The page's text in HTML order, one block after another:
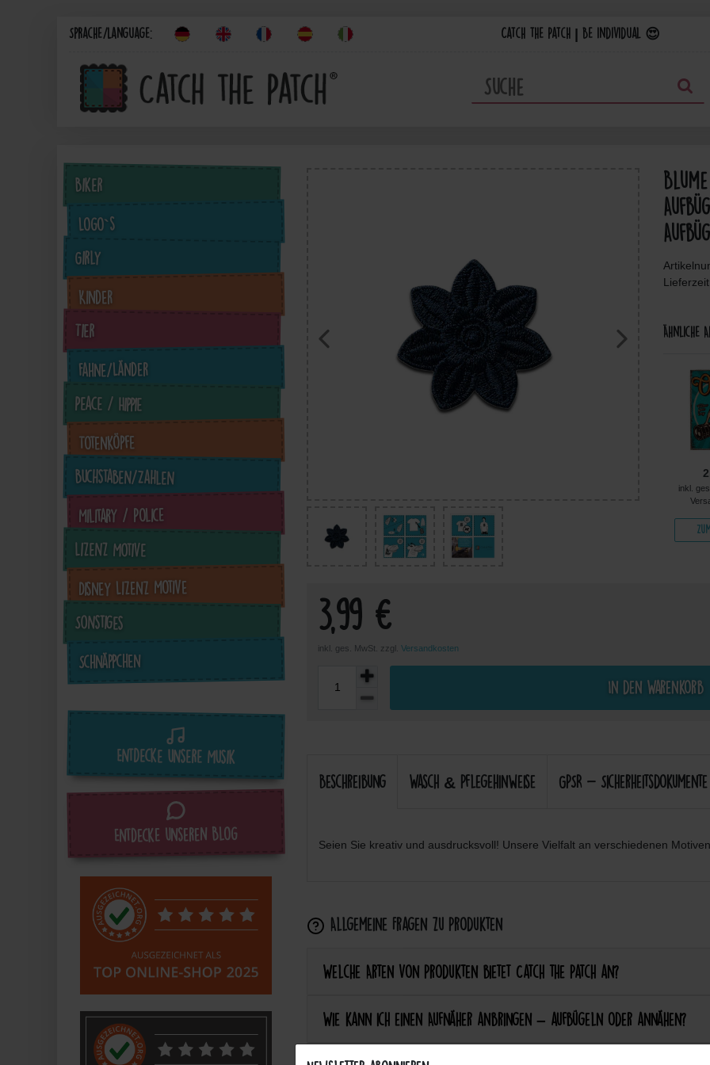
Sprache/Language: Catch the Patch | Be individual 😍
Biker
Logo`s
Girly
Kinder
Tier
Fahne/Länder
Peace / Hippie
Totenköpfe
Buchstaben/Zahlen
Military / Police
Lizenz Motive
Disney Lizenz Motive
Sonstiges
Schnäppchen
Entdecke unsere Musik
Entdecke unseren Blog
Ähnliche
Versandkosten
Zum Artikel
3,64 €
inkl. ges. MwSt. zzgl.
Zum Artikel Zum Artikel Zum Artikel Zum Artikel
inkl.
3,99 €
inkl. ges. MwSt. zzgl. Versandkosten
In den Warenkorb
Beschreibung Wasch & Pflegehinweise GPSR - Sicherheitsdokumente
Seien Sie kreativ und ausdrucksvoll! Unsere Vielfalt an verschiedenen
Allgemeine Fragen zu Produkten
Welche Arten von Produkten bietet Catch the Patch an?
Wie kann ich einen Aufnäher anbringen – aufbügeln oder annähen?